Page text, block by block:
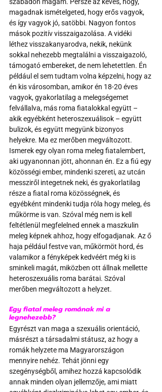
magadnak ismételgeted, hogy erős vagyok,
és így vagyok jó, satöbbi. Nagyon fontos
mások pozitív visszaigazolása. A vidéki
léthez visszakanyarodva, nekik, nekünk
sokkal nehezebb megtalálni a visszaigazoló,
támogató embereket, de nem lehetettlen. Én
például el sem tudtam volna képzelni, hogy az
én kis városomban, amikor én 18-20 éves
vagyok, gyakorlatilag a melegségemet
felvállalva, más roma fiatalokkal együtt –
akik egyébként heteroszexuálisok – együtt
bulizok, és együtt megyünk bizonyos
helyekre. Ma ez merőben megváltozott.
Ismerek egy olyan roma meleg fiatalembert,
aki ugyanonnan jött, ahonnan én. Ez a fiú egy
közösségi ember, mindenki szereti, az utcán
messziről integetnek neki, és gyakorlatilag
része a fiatal roma közösségnek, és
egyébként mindenki tudja róla hogy meleg, és
műkörme is van. Szóval még nem is kell
feltétlenül megfelelned ennek a maszkulin
meleg képnek ahhoz, hogy elfogadjanak. Az ő
haja például festve van, műkörmöt hord, és
valamikor a fényképek kedvéért még ki is
sminkeli magát, miközben ott állnak mellette
heteroszexuális roma barátai. Szóval
merőben megváltozott a helyzet.
Egy fiatal meleg romának mi a
legnehezebb?
Egyrészt van maga a szexuális orientáció,
másrészt a társadalmi státusz, az hogy a
romák helyzete ma Magyarországon
mennyire nehéz. Tehát jönni egy
szegénységből, amihez hozzá kapcsolódik
annak minden olyan jellemzője, ami miatt